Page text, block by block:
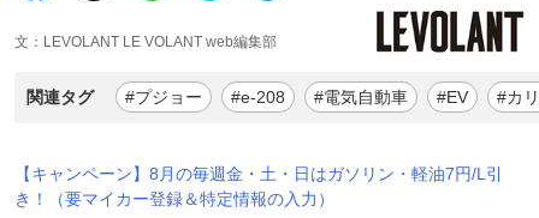
文：LEVOLANT LE VOLANT web編集部
関連タグ #プジョー #e-208 #電気自動車 #EV #カ
【キャンペーン】8月の毎週金・土・日はガソリン・軽油7円/L引
き！（要マイカー登録＆特定情報の入力）